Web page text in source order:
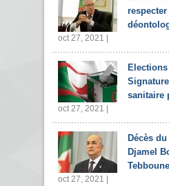
oct 27, 2021 |
sanitaire
oct 27, 2021 |
Décès
Djamel
oct 27, 2021 |